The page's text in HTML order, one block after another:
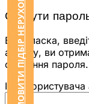
ЗАМОВИТИ ПІДБІР НЕРУХОМОСТІ
Скинути
Будь ласка,
адресу, ви
скидання пароля.
Ім'я